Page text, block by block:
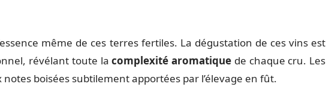
même de ces terres fertiles. La dégustation de ces vins est
révélant toute lacomplexité aromatique de chaque cru. Les
boisées subtilement apportées par l’élevage en fût.